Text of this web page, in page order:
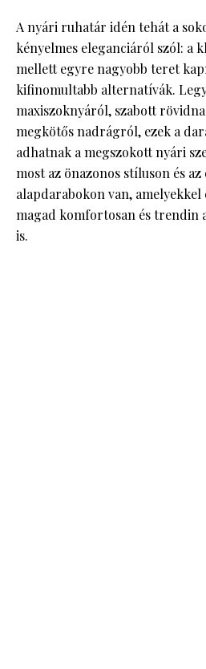
A nyári ruhatár idén tehát a
kényelmes eleganciáról szól: a
mellett egyre nagyobb teret
kifinomultabb alternatívák.
maxiszoknyáról, szabott
megkötős nadrágról, ezek a
adhatnak a megszokott nyári
most az önazonos stíluson és
alapdarabokon van,
magad komfortosan és trendin
is.